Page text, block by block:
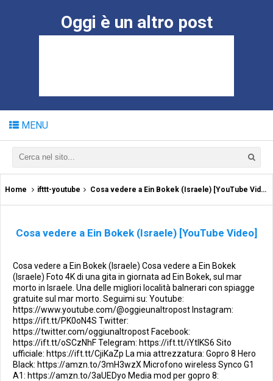
Oggi è un altro post
MENU
Home ifttt-youtube Cosa vedere a Ein Bokek (Israele) [YouTube Video]
Cosa vedere a Ein Bokek (Israele) [YouTube Video]
Cosa vedere a Ein Bokek (Israele) Cosa vedere a Ein Bokek
(Israele) Foto 4K di una gita in giornata ad Ein Bokek, sul mar
morto in Israele. Una delle migliori località balnerari con spiagge
gratuite sul mar morto. Seguimi su: Youtube:
https://www.youtube.com/@oggieunaltropost Instagram:
https://ift.tt/PK0oN4S Twitter:
https://twitter.com/oggiunaltropost Facebook:
https://ift.tt/oSCzNhF Telegram: https://ift.tt/iYtlKS6 Sito
ufficiale: https://ift.tt/CjiKaZp La mia attrezzatura: Gopro 8 Hero
Black: https://amzn.to/3mH3wzX Microfono wireless Synco G1
A1: https://amzn.to/3aUEDyo Media mod per gopro 8: